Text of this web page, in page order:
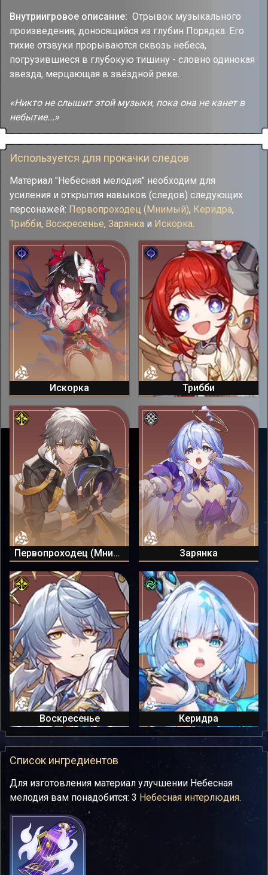
Внутриигровое описание: Отрывок музыкального
произведения, доносящийся из глубин Порядка. Его
тихие отзвуки прорываются сквозь небеса,
погрузившиеся в глубокую тишину - словно одинокая
звезда, мерцающая в звёздной реке.
«Никто не слышит этой музыки, пока она не канет в
небытие...»
Используется для прокачки следов
Материал "Небесная мелодия" необходим для
усиления и открытия навыков (следов) следующих
персонажей: Первопроходец (Мнимый), Керидра,
Трибби, Воскресенье, Зарянка и Искорка
Искорка Трибби
Первопроходец (Мнимый) Зарянка
Воскресенье Керидра
Список ингредиентов
Для изготовления материал улучшении Небесная
мелодия вам понадобится: 3 Небесная интерлюдия.